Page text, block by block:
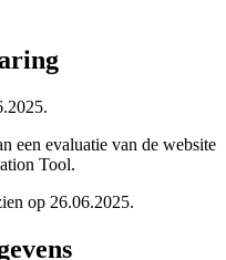
een evaluatie van de website
Tool.
op 26.06.2025.